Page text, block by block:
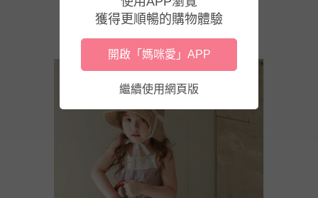
獲得更順暢的購物體驗
開啟「媽咪愛」APP
繼續使用網頁版